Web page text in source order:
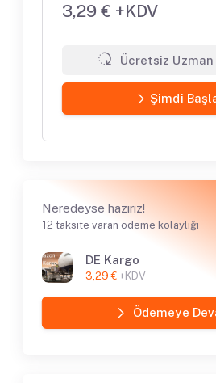
3,29 € +KDV
Ücretsiz
Şimdi
Neredeyse hazırız!
12 taksite varan ödeme kolaylığı
DE Kargo
3,29 € +KDV
Ödemeye